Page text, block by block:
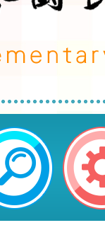
單位:總務